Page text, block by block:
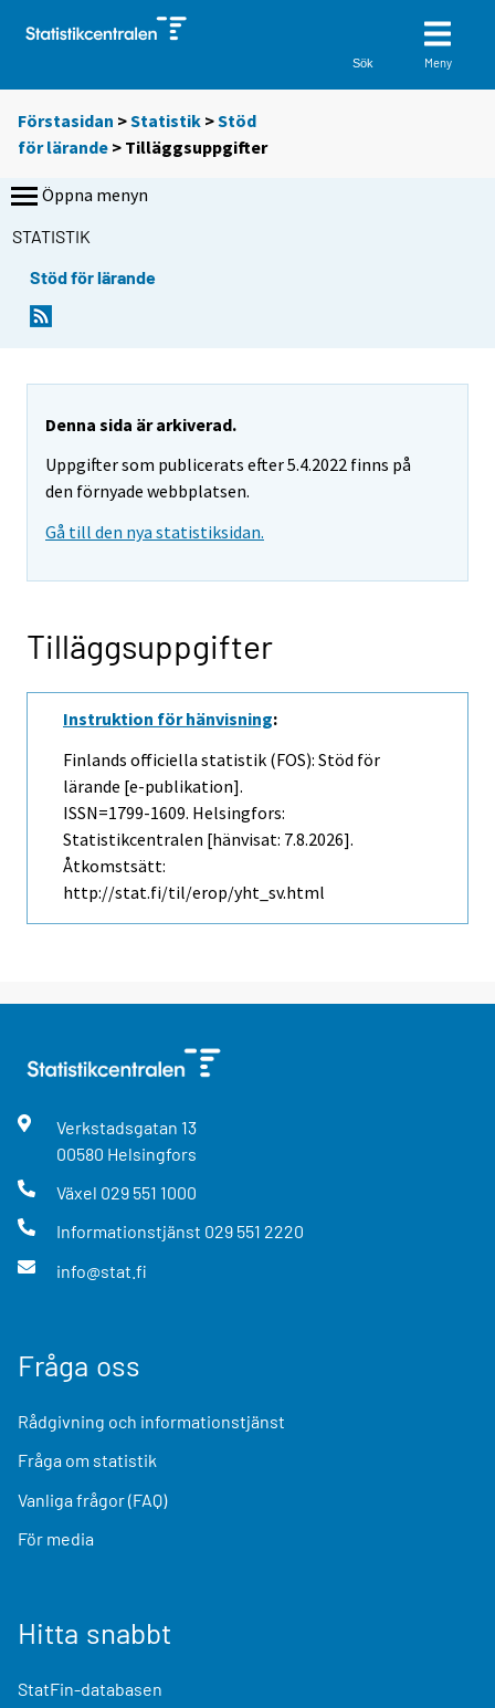
Sök Meny
Förstasidan >Statistik >Stöd
för lärande > Tilläggsuppgifter
Öppna menyn
STATISTIK
Stöd för lärande
Denna sida är arkiverad.
Uppgifter som publicerats efter 5.4.2022 finns på
den förnyade webbplatsen.
Gå till den nya statistiksidan.
Tilläggsuppgifter
Instruktion för hänvisning:
Finlands officiella statistik (FOS): Stöd för
lärande [e-publikation].
ISSN=1799-1609. Helsingfors:
Statistikcentralen [hänvisat: 7.8.2026].
Åtkomstsätt:
http://stat.fi/til/erop/yht_sv.html
Verkstadsgatan 13
00580 Helsingfors
Växel 029 551 1000
Informationstjänst 029 551 2220
info@stat.fi
Fråga oss
Rådgivning och informationstjänst
Fråga om statistik
Vanliga frågor (FAQ)
För media
Hitta snabbt
StatFin-databasen